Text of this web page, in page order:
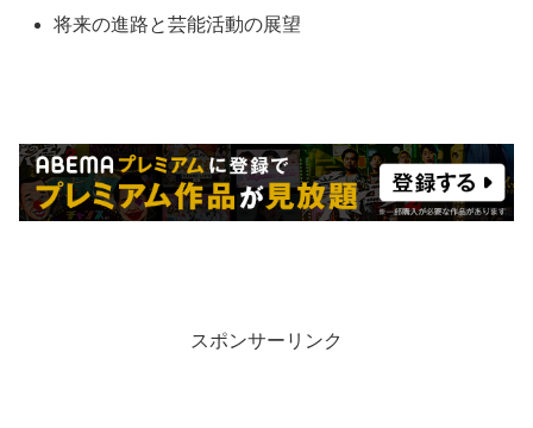
将来の進路と芸能活動の展望
スポンサーリンク